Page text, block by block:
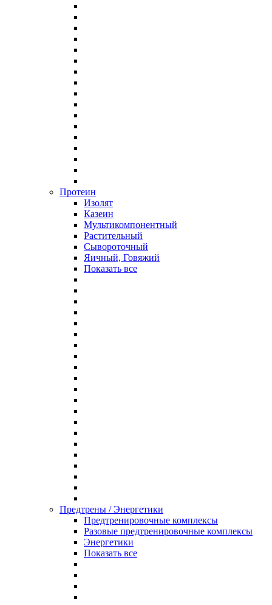
Протеин
Изолят
Казеин
Мультикомпонентный
Растительный
Сывороточный
Яичный, Говяжий
Показать все
Предтрены / Энергетики
Предтренировочные комплексы
Разовые предтренировочные комплексы
Энергетики
Показать все